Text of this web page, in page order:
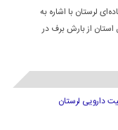
لرستان با اشاره به
این استان از بارش برف در